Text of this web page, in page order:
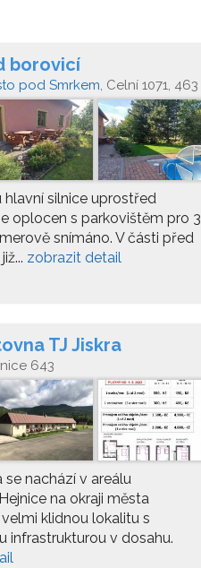
borovicí
pod Smrkem, Celní 1071, 463
hlavní silnice uprostřed
oplocen s parkovištěm pro 3
snímáno. V části před
zobrazit detail
TJ Jiskra
643
nachází v areálu
na okraji města
klidnou lokalitu s
infrastrukturou v dosahu.